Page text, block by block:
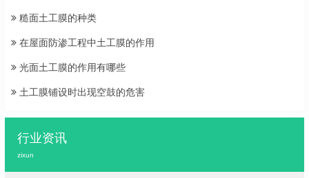
糙面土工膜的种类
在屋面防渗工程中土工膜的作用
光面土工膜的作用有哪些
土工膜铺设时出现空鼓的危害
行业资讯
zixun